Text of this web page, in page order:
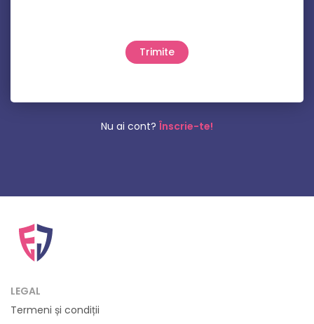
Nu ai cont? Înscrie-te!
LEGAL
Termeni și condiții